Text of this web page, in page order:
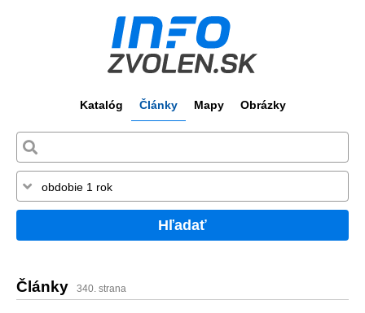
Katalóg Články Mapy Obrázky
Hľadať
Články 340. strana